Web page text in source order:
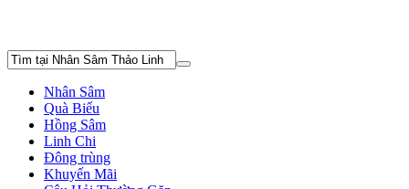
Nhân Sâm
Quà Biếu
Hồng Sâm
Linh Chi
Đông trùng
Khuyến Mãi